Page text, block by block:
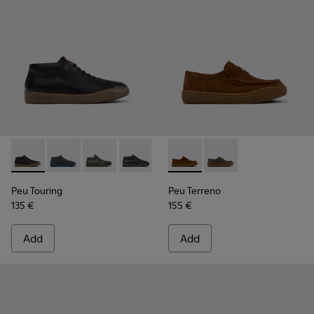
Peu Touring - K300305-027 - Black Leather Sneakers for
Peu Touring - K300305-025
Peu Touring - K300305-024
Peu Touring - K300305-023
Peu Touring - K300305-021
Peu Touring - K300305-
Peu Touring
135 €
Add
Peu Terreno - K101135-002
Peu Terreno -
Peu Terreno
155 €
Add